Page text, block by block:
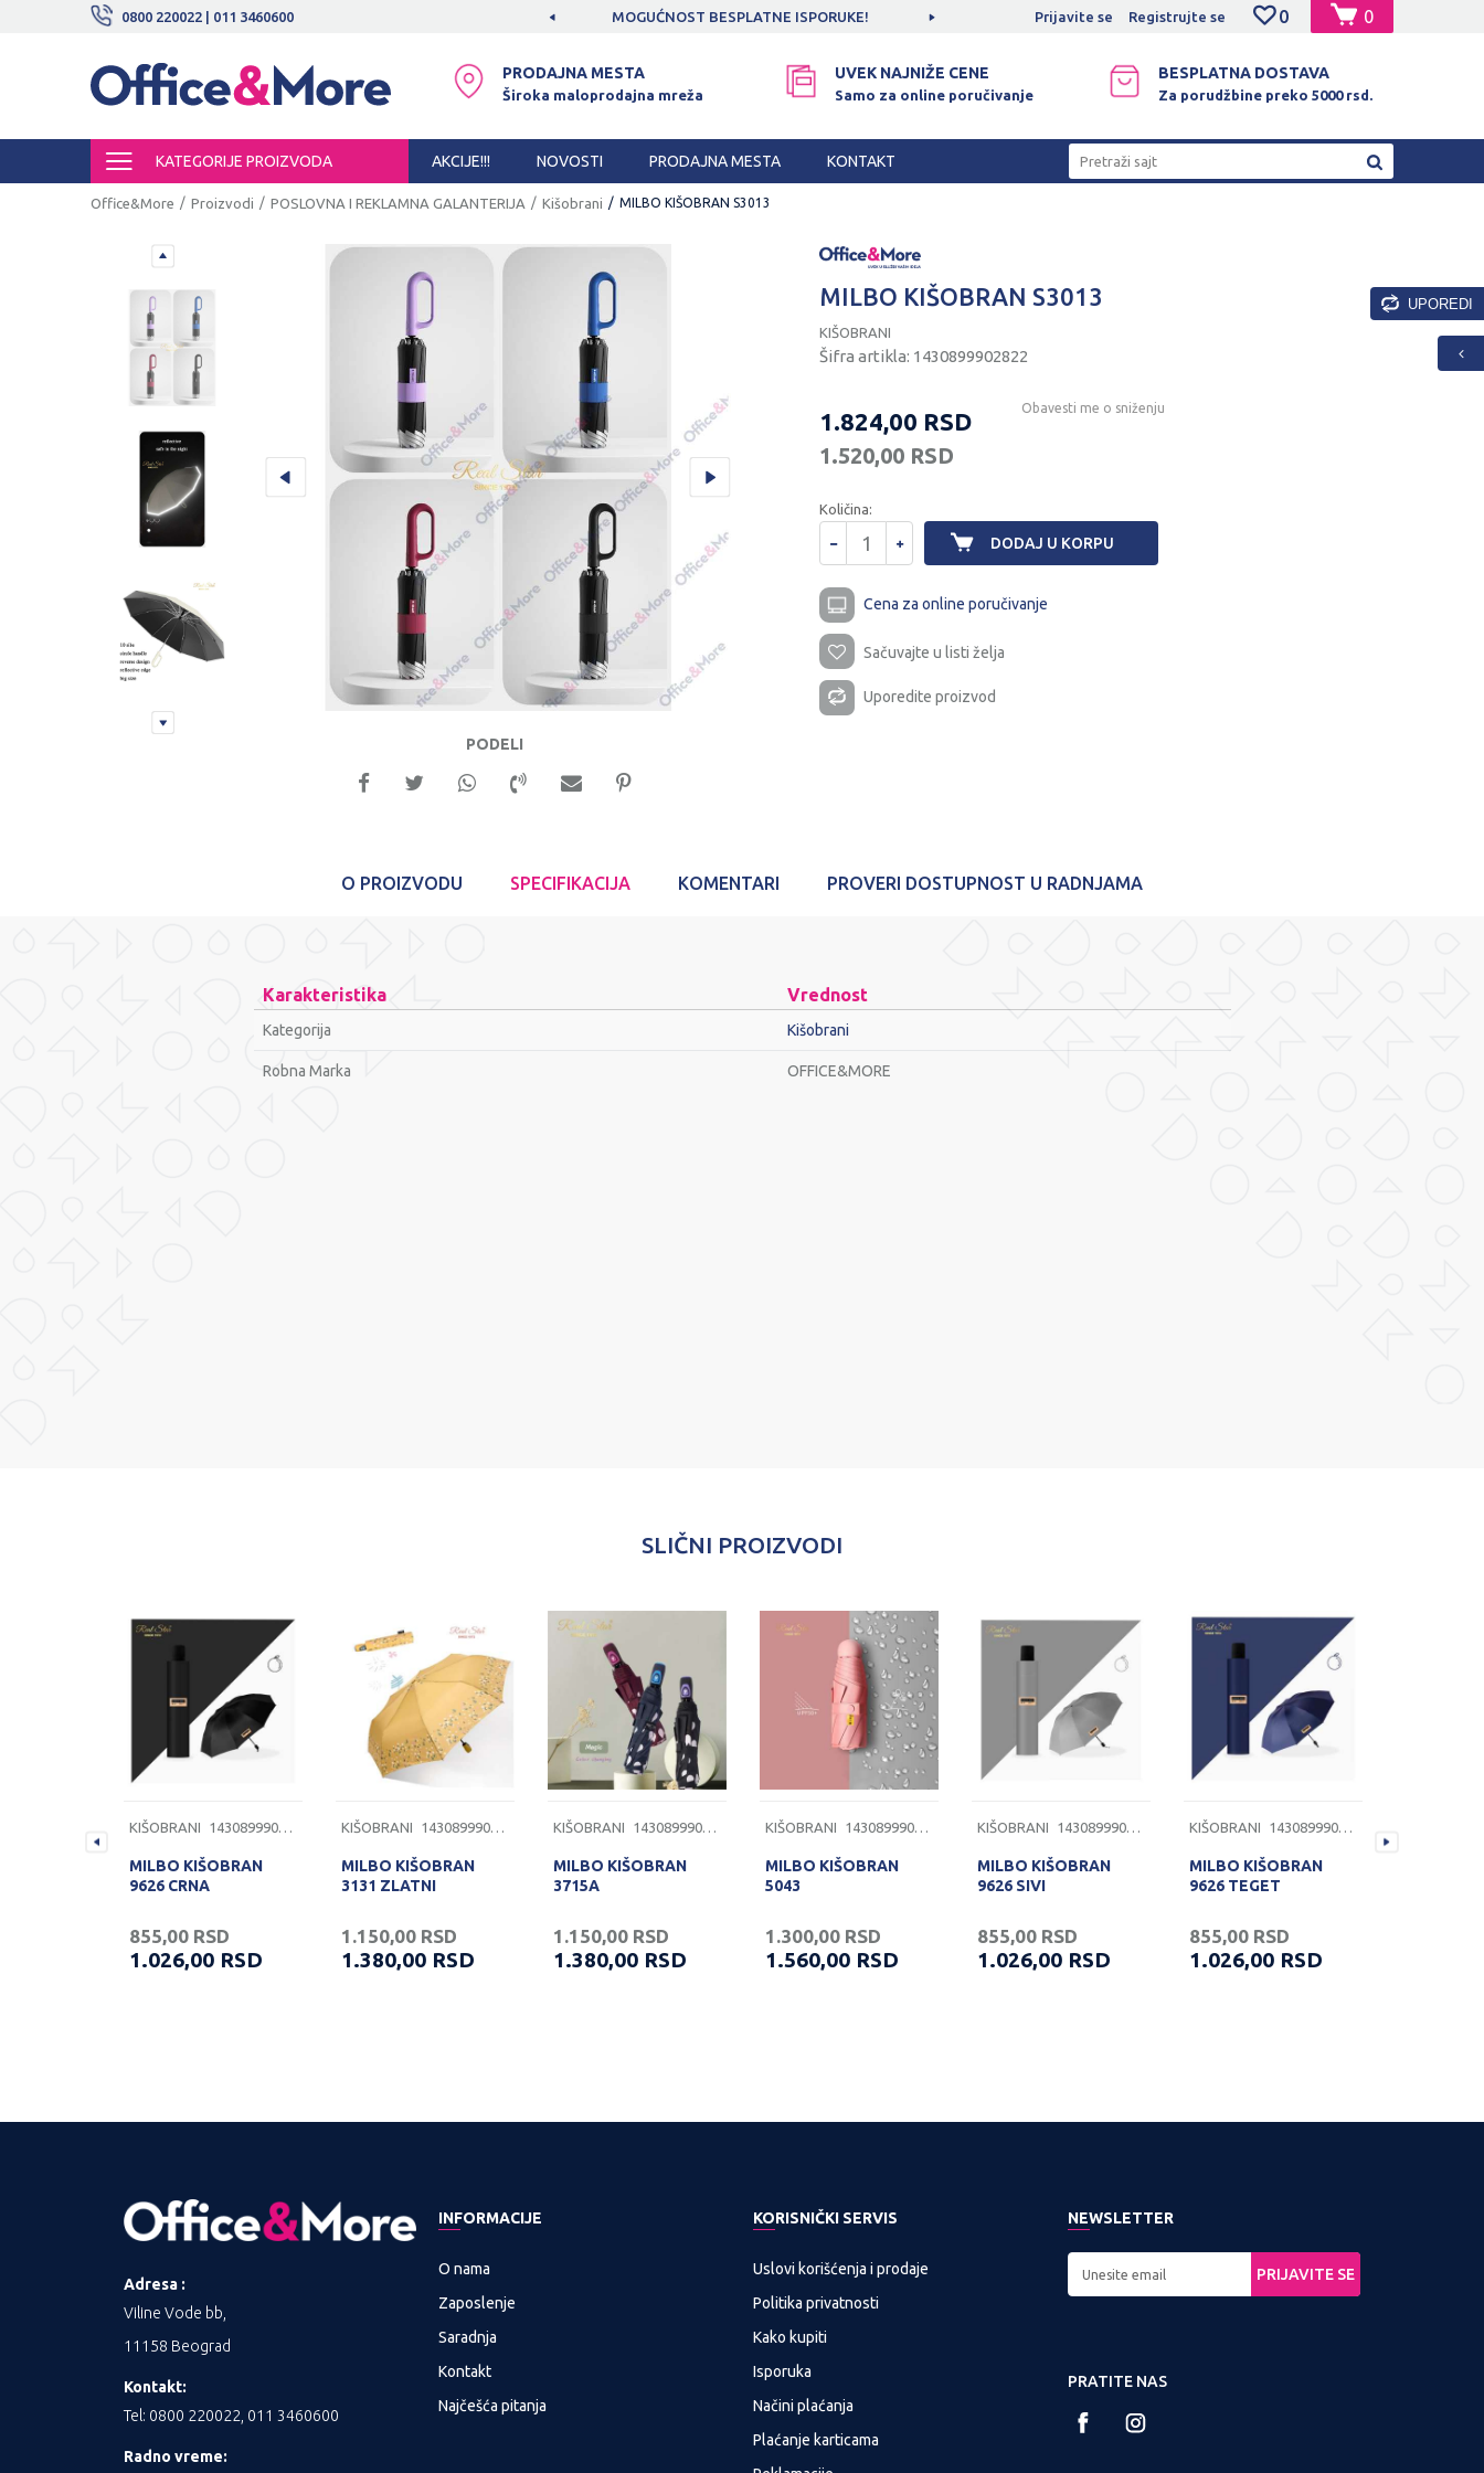
0800 220022 | 011 3460600
ISPORUKE! SIGURNO PLAĆANJE PLATNIM KARTICAMA! MOGUĆNOST BESPLATNE ISPORUKE! SIGURNO PLAĆANJE PLATNIM KARTICAMA! 0
0
Prijavite se Registrujte se
PRODAJNA MESTA
Široka maloprodajna mreža
UVEK NAJNIŽE CENE
Samo za online poručivanje
BESPLATNA DOSTAVA
Za porudžbine preko 5000 rsd.
KATEGORIJE PROIZVODA AKCIJE!!! NOVOSTI PRODAJNA MESTA KONTAKT Pretraži sajt
Office&More Proizvodi POSLOVNA I REKLAMNA GALANTERIJA Kišobrani MILBO KIŠOBRAN S3013
PODELI
MILBO KIŠOBRAN S3013
KIŠOBRANI
Šifra artikla: 1430899902822
1.824,00 RSD
1.520,00 RSD
Obavesti me o sniženju
Količina:
DODAJ U KORPU
Cena za online poručivanje
Sačuvajte u listi želja
Uporedite proizvod
O PROIZVODU SPECIFIKACIJA KOMENTARI PROVERI DOSTUPNOST U RADNJAMA
Karakteristika Vrednost
Kategorija Kišobrani
Robna Marka OFFICE&MORE
SLIČNI PROIZVODI
KIŠOBRANI 1430899902818
MILBO KIŠOBRAN
9626 CRNA
855,00 RSD
1.026,00 RSD
KIŠOBRANI 1430899902815
MILBO KIŠOBRAN
3131 ZLATNI
1.150,00 RSD
1.380,00 RSD
KIŠOBRANI 1430899902823
MILBO KIŠOBRAN
3715A
1.150,00 RSD
1.380,00 RSD
KIŠOBRANI 1430899902821
MILBO KIŠOBRAN
5043
1.300,00 RSD
1.560,00 RSD
KIŠOBRANI 1430899902820
MILBO KIŠOBRAN
9626 SIVI
855,00 RSD
1.026,00 RSD
KIŠOBRANI 1430899902819
MILBO KIŠOBRAN
9626 TEGET
855,00 RSD
1.026,00 RSD
UPOREDI
Adresa :
Viline Vode bb,
11158 Beograd
Kontakt:
Tel: 0800 220022, 011 3460600
Radno vreme:
INFORMACIJE
O nama
Zaposlenje
Saradnja
Kontakt
Najčešća pitanja
KORISNIČKI SERVIS
Uslovi korišćenja i prodaje
Politika privatnosti
Kako kupiti
Isporuka
Načini plaćanja
Plaćanje karticama
NEWSLETTER
PRIJAVITE SE
PRATITE NAS